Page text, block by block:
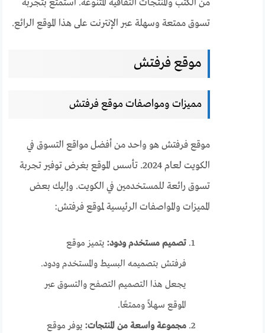
من الكتب والمنتجات الثقافية المتنوعة. استمتع بتجربة
تسوق ممتعة وسهلة عبر الإنترنت على هذا الموقع الرائع.
موقع فرفتش
مميزات ومواصفات موقع فرفتش
موقع فرفتش هو واحد من أفضل مواقع التسوق في
الكويت لعام 2024. تأسس الموقع بغرض توفير تجربة
تسوق رائعة للمستخدمين في الكويت. وإليك بعض
المميزات والمواصفات الرئيسية لموقع فرفتش:
تصميم مستخدم ودود: يتميز موقع
فرفتش بتصميمه البسيط والمستخدم ودود.
يجعل هذا التصميم التصفح والتسوق عبر
الموقع سهلاً وممتعًا.
مجموعة واسعة من المنتجات: يوفر موقع